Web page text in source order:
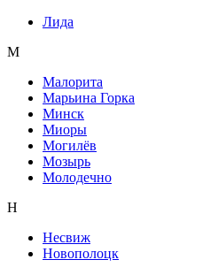
Лида
М
Малорита
Марьина Горка
Минск
Миоры
Могилёв
Мозырь
Молодечно
Н
Несвиж
Новополоцк